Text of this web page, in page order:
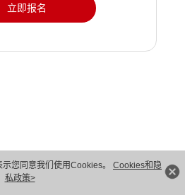
您同意我们使用Cookies。 Cookies和隐
私政策>
立即报名
2026。 保留一切权利。粤A2-20044005号
隐私保护
法律声明